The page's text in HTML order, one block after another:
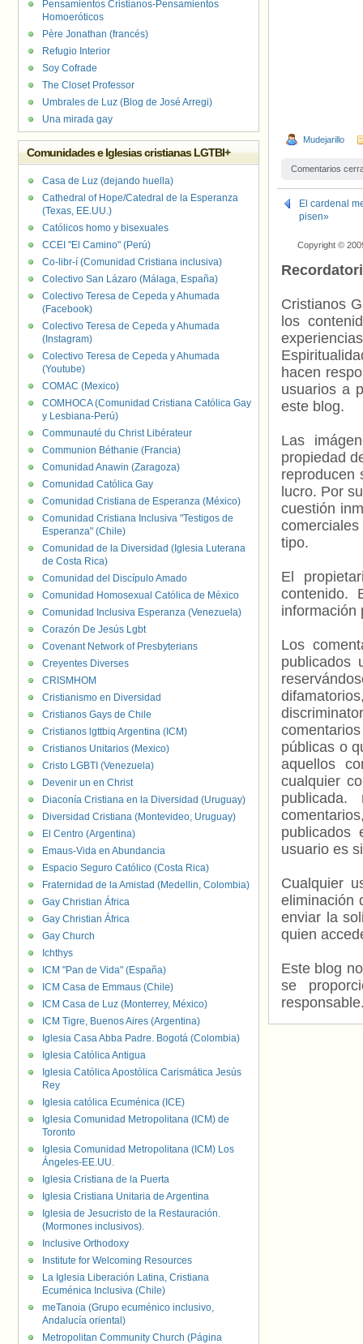
Mudejarillo
Comentarios
El cardenal
pisen»
Copyright ©
Cristianos
los
hacen
usuarios a
este blog.
Las
propiedad
reproducen
lucro. Por
cuestión
tipo.
El
contenido.
información
Los
publicados
públicas o
aquellos
cualquier
usuario es
Cualquier
eliminación
enviar la
quien
Este blog
se
Pensamientos Cristianos-Pensamientos
Homoeróticos
Père Jonathan (francés)
Refugio Interior
Soy Cofrade
The Closet Professor
Umbrales de Luz (Blog de José Arregi)
Una mirada gay
Comunidades e Iglesias cristianas LGTBI+
Casa de Luz (dejando huella)
Cathedral of Hope/Catedral de la Esperanza
(Texas, EE.UU.)
Católicos homo y bisexuales
CCEI "El Camino" (Perú)
Co-libr-í (Comunidad Cristiana inclusiva)
Colectivo San Lázaro (Málaga, España)
Colectivo Teresa de Cepeda y Ahumada
(Facebook)
Colectivo Teresa de Cepeda y Ahumada
(Instagram)
Colectivo Teresa de Cepeda y Ahumada
(Youtube)
COMAC (Mexico)
COMHOCA (Comunidad Cristiana Católica Gay
y Lesbiana-Perú)
Communauté du Christ Libérateur
Communion Béthanie (Francia)
Comunidad Anawin (Zaragoza)
Comunidad Católica Gay
Comunidad Cristiana de Esperanza (México)
Comunidad Cristiana Inclusiva "Testigos de
Esperanza" (Chile)
Comunidad de la Diversidad (Iglesia Luterana
de Costa Rica)
Comunidad del Discípulo Amado
Comunidad Homosexual Católica de México
Comunidad Inclusiva Esperanza (Venezuela)
Corazón De Jesús Lgbt
Covenant Network of Presbyterians
Creyentes Diverses
CRISMHOM
Cristianismo en Diversidad
Cristianos Gays de Chile
Cristianos lgttbiq Argentina (ICM)
Cristianos Unitarios (Mexico)
Cristo LGBTI (Venezuela)
Devenir un en Christ
Diaconía Cristiana en la Diversidad (Uruguay)
Diversidad Cristiana (Montevideo, Uruguay)
El Centro (Argentina)
Emaus-Vida en Abundancia
Espacio Seguro Católico (Costa Rica)
Fraternidad de la Amistad (Medellin, Colombia)
Gay Christian África
Gay Christian África
Gay Church
Ichthys
ICM "Pan de Vida" (España)
ICM Casa de Emmaus (Chile)
ICM Casa de Luz (Monterrey, México)
ICM Tigre, Buenos Aires (Argentina)
Iglesia Casa Abba Padre. Bogotá (Colombia)
Iglesia Católica Antigua
Iglesia Católica Apostólica Carismática Jesús
Rey
Iglesia católica Ecuménica (ICE)
Iglesia Comunidad Metropolitana (ICM) de
Toronto
Iglesia Comunidad Metropolitana (ICM) Los
Ángeles-EE.UU.
Iglesia Cristiana de la Puerta
Iglesia Cristiana Unitaria de Argentina
Iglesia de Jesucristo de la Restauración.
(Mormones inclusivos).
Inclusive Orthodoxy
Institute for Welcoming Resources
La Iglesia Liberación Latina, Cristiana
Ecuménica Inclusiva (Chile)
meTanoia (Grupo ecuménico inclusivo,
Andalucía oriental)
Metropolitan Community Church (Página